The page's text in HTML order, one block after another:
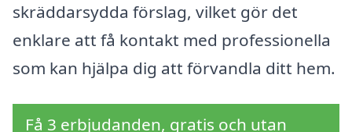
skräddarsydda förslag, vilket gör det
enklare att få kontakt med professionella
som kan hjälpa dig att förvandla ditt hem.
Få 3 erbjudanden, gratis och utan